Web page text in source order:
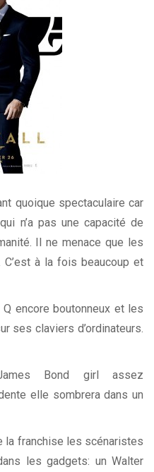
quoique spectaculaire car
n’a pas une capacité de
Il ne menace que les
à la fois beaucoup et
encore boutonneux et les
ses claviers d’ordinateurs.
Bond girl assez
elle sombrera dans un
la franchise les scénaristes
les gadgets: un Walter